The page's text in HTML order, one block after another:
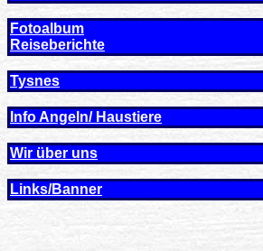
Fotoalbum
Reiseberichte
Tysnes
Info Angeln/ Haustiere
Wir über uns
Links/Banner